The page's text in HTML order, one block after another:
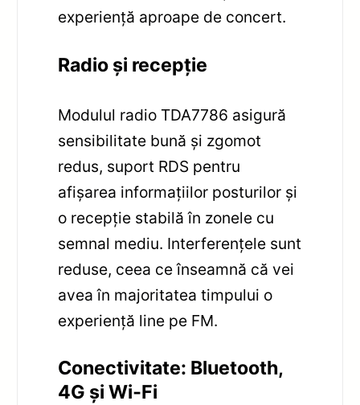
experiență aproape de concert.
Radio și recepție
Modulul radio TDA7786 asigură
sensibilitate bună și zgomot
redus, suport RDS pentru
afișarea informațiilor posturilor și
o recepție stabilă în zonele cu
semnal mediu. Interferențele sunt
reduse, ceea ce înseamnă că vei
avea în majoritatea timpului o
experiență line pe FM.
Conectivitate: Bluetooth,
4G și Wi‑Fi